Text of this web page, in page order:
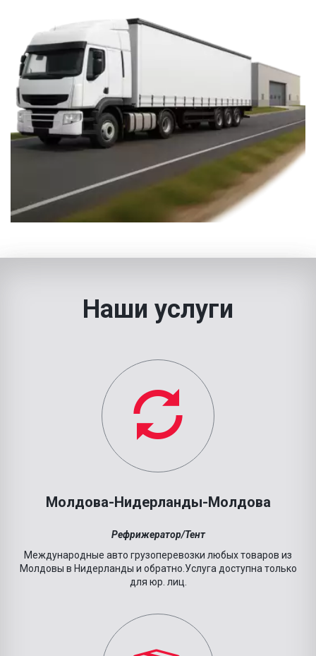
Наши услуги
Молдова-Нидерланды-Молдова
Рефрижератор/Тент
Международные авто грузоперевозки любых товаров из
Молдовы в Нидерланды и обратно.Услуга доступна только
для юр. лиц.